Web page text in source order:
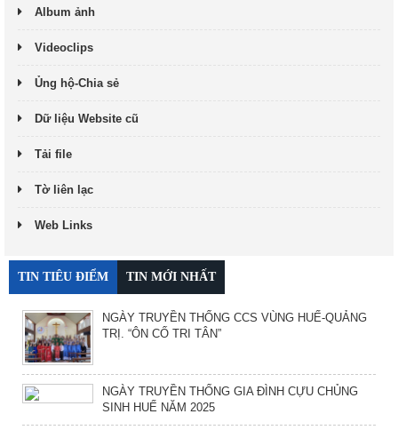
Album ảnh
Videoclips
Ủng hộ-Chia sẻ
Dữ liệu Website cũ
Tải file
Tờ liên lạc
Web Links
TIN TIÊU ĐIỂM TIN MỚI NHẤT
NGÀY TRUYỀN THỐNG CCS VÙNG HUẾ-QUẢNG
TRỊ. “ÔN CỐ TRI TÂN”
NGÀY TRUYỀN THỐNG GIA ĐÌNH CỰU CHỦNG
SINH HUẾ NĂM 2025